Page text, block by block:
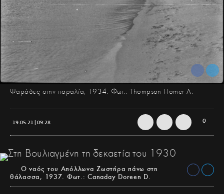
Ψαράδες στην παραλία, 1934. Φωτ.: Thompson Homer A.
19.05.21 | 09:28 0
Ο ναός του Απόλλωνα Ζωστήρα πάνω στη
θάλασσα, 1937. Φωτ.: Canaday Doreen D.